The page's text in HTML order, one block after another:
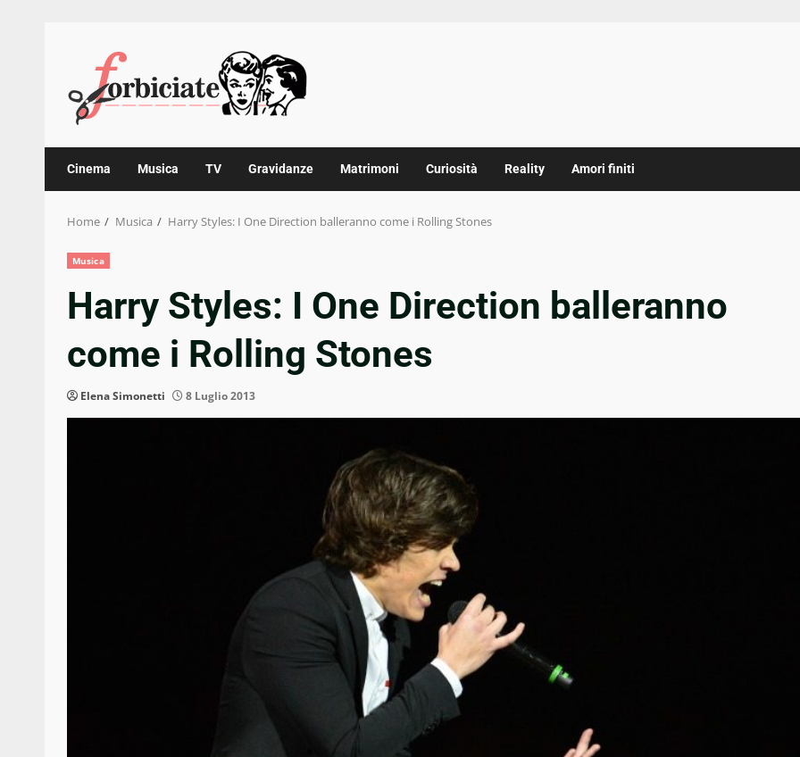
content
Cinema Musica TV Gravidanze Matrimoni Curiosità Reality Amori finiti
Home Musica Harry Styles: I One Direction balleranno come i Rolling Stones
Musica
Harry Styles: I One Direction balleranno
come i Rolling Stones
Elena Simonetti 8 Luglio 2013